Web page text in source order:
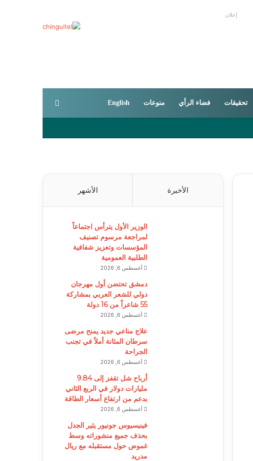
إعلان
تحقيقات فضاء الرأي منوعات English
الأخيرة الأشهر
الوزير الأول يترأس اجتماعاً
لمراجعة مرسوم تصنيف
المؤسسات وتعزيز شفافية
الطلبية العمومية
أغسطس 6, 2026
دمشق تحتضن أول مهرجان
دولي للشعر العربي بمشاركة
55 شاعراً من 16 دولة
أغسطس 6, 2026
علاج مناعي جديد يمنح مرضى
سرطان المثانة أملاً في تجنب
الجراحة
أغسطس 6, 2026
أرباح شل تقفز إلى 9.84
مليارات دولار في الربع الثاني
بدعم من ارتفاع أسعار الطاقة
أغسطس 6, 2026
فينيسيوس جونيور يثير الجدل
بحذف جميع منشوراته وسط
غموض حول مستقبله مع ريال
مدريد